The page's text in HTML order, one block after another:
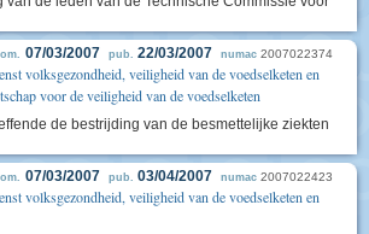
07/03/2007 pub. 22/03/2007 numac 2007022374
volksgezondheid, veiligheid van de voedselketen en
voor de veiligheid van de voedselketen
de bestrijding van de besmettelijke ziekten
07/03/2007 pub. 03/04/2007 numac 2007022423
volksgezondheid, veiligheid van de voedselketen en